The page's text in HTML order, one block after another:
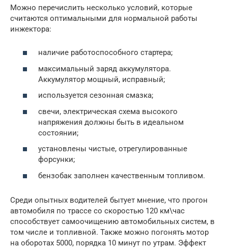
Можно перечислить несколько условий, которые
считаются оптимальными для нормальной работы
инжектора:
наличие работоспособного стартера;
максимальный заряд аккумулятора.
Аккумулятор мощный, исправный;
используется сезонная смазка;
свечи, электрическая схема высокого
напряжения должны быть в идеальном
состоянии;
установлены чистые, отрегулированные
форсунки;
бензобак заполнен качественным топливом.
Среди опытных водителей бытует мнение, что прогон
автомобиля по трассе со скоростью 120 км\час
способствует самоочищению автомобильных систем, в
том числе и топливной. Также можно погонять мотор
на оборотах 5000, порядка 10 минут по утрам. Эффект